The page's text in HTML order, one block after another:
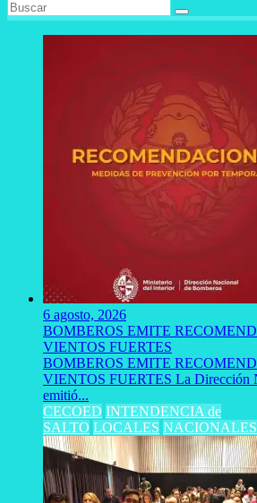
6 agosto, 2026
BOMBEROS EMITE
VIENTOS FUERTES
BOMBEROS EMITE
VIENTOS FUERTES La Dirección
emitió...
CECOED INTENDENCIA de
SALTO LOCALES NACIONALES